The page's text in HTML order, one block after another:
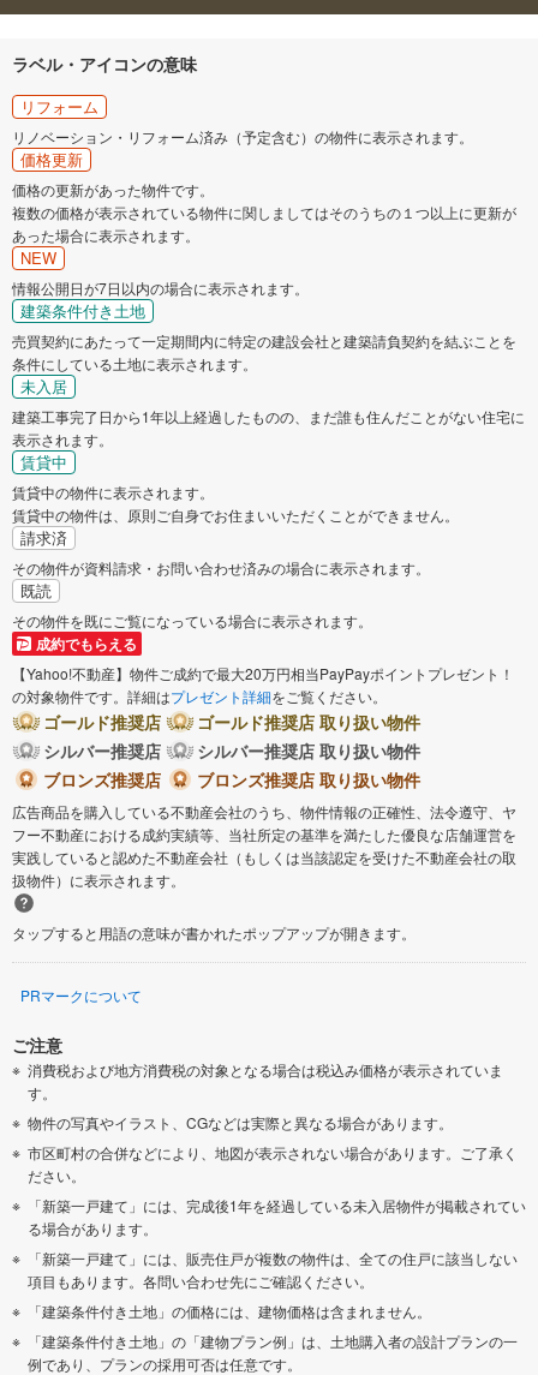
ラベル・アイコンの意味
リフォーム
リノベーション・リフォーム済み（予定含む）の物件に表示されます。
価格更新
価格の更新があった物件です。
複数の価格が表示されている物件に関しましてはそのうちの１つ以上に更新が
あった場合に表示されます。
NEW
情報公開日が7日以内の場合に表示されます。
建築条件付き土地
売買契約にあたって一定期間内に特定の建設会社と建築請負契約を結ぶことを
条件にしている土地に表示されます。
未入居
建築工事完了日から1年以上経過したものの、まだ誰も住んだことがない住宅に
表示されます。
賃貸中
賃貸中の物件に表示されます。
賃貸中の物件は、原則ご自身でお住まいいただくことができません。
請求済
その物件が資料請求・お問い合わせ済みの場合に表示されます。
既読
その物件を既にご覧になっている場合に表示されます。
成約でもらえる
【Yahoo!不動産】物件ご成約で最大20万円相当PayPayポイントプレゼント！
の対象物件です。詳細はプレゼント詳細をご覧ください。
ゴールド推奨店
ゴールド推奨店 取り扱い物件
シルバー推奨店
シルバー推奨店 取り扱い物件
ブロンズ推奨店
ブロンズ推奨店 取り扱い物件
広告商品を購入している不動産会社のうち、物件情報の正確性、法令遵守、ヤ
フー不動産における成約実績等、当社所定の基準を満たした優良な店舗運営を
実践していると認めた不動産会社（もしくは当該認定を受けた不動産会社の取
扱物件）に表示されます。
タップすると用語の意味が書かれたポップアップが開きます。
PRマークについて
ご注意
消費税および地方消費税の対象となる場合は税込み価格が表示されていま
す。
物件の写真やイラスト、CGなどは実際と異なる場合があります。
市区町村の合併などにより、地図が表示されない場合があります。ご了承く
ださい。
「新築一戸建て」には、完成後1年を経過している未入居物件が掲載されてい
る場合があります。
「新築一戸建て」には、販売住戸が複数の物件は、全ての住戸に該当しない
項目もあります。各問い合わせ先にご確認ください。
「建築条件付き土地」の価格には、建物価格は含まれません。
「建築条件付き土地」の「建物プラン例」は、土地購入者の設計プランの一
例であり、プランの採用可否は任意です。